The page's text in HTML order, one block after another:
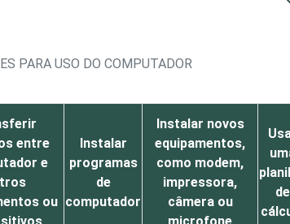
PARA USO DO COMPUTADOR
entre
e
ou
Instalar
programas
de
computador
Instalar novos
equipamentos,
como modem,
impressora,
câmera ou
de